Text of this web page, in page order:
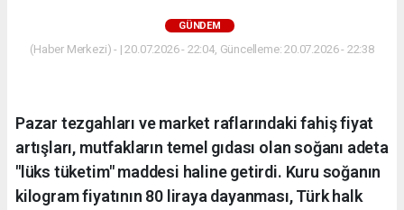
GÜNDEM
(Haber Merkezi) - | 20.07.2026 - 22:04, Güncelleme: 20.07.2026 - 22:38
Pazar tezgahları ve market raflarındaki fahiş fiyat
artışları, mutfakların temel gıdası olan soğanı adeta
"lüks tüketim" maddesi haline getirdi. Kuru soğanın
kilogram fiyatının 80 liraya dayanması, Türk halk